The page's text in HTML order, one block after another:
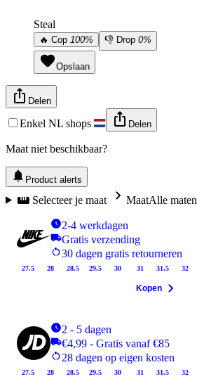
Steal
🔥 Cop 100% 👎 Drop 0%
Opslaan
Delen
Enkel NL shops Delen
Maat niet beschikbaar?
Product alerts
Selecteer je maat MaatAlle maten
2-4 werkdagen
Gratis verzending
30 dagen gratis retourneren
27.5 28 28.5 29.5 30 31 31.5 32
Kopen
2 - 5 dagen
€4,99 - Gratis vanaf €85
28 dagen op eigen kosten
27.5 28 28.5 29.5 30 31 31.5 32